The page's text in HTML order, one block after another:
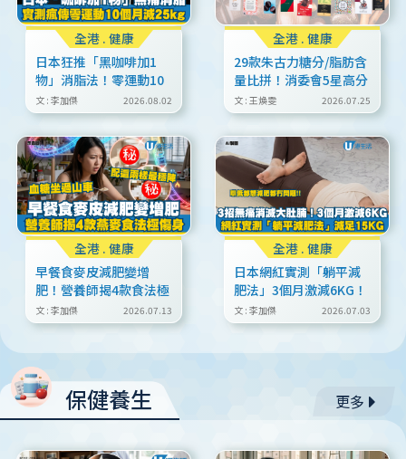
全港 . 健康
日本狂推「黑咖啡加1
物」消脂法！零運動10
個月激減25kg！營養師
認證：代謝率爆升2倍
文 : 李加傑 2026.08.02
全港 . 健康
29款朱古力糖分/脂肪含
量比拼！消委會5星高分
名單 低糖低脂健康選擇
文 : 王煥雯 2026.07.25
全港 . 健康
早餐食麥皮減肥變增
肥！營養師揭4款食法極
傷身：血糖好似坐過山
車 配這兩樣嘢最穩陣
文 : 李加傑 2026.07.13
全港 . 健康
日本網紅實測「躺平減
肥法」3個月激減6KG！
每日1分鐘 3招無痛消滅
大肚腩 必學放鬆髖關節
文 : 李加傑 2026.07.03
保健養生 更多